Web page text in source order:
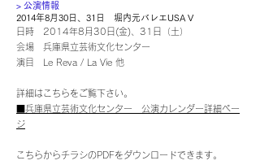
​> 公演情報
2014年8月30日、31日 堀内元バレエUSA V
日時 2014年8月30日(金)、31日（土）
会場 兵庫県立芸術文化センター
演目 Le Reva / La Vie 他
詳細はこちらをご覧下さい。
■兵庫県立芸術文化センター 公演カレンダー詳細ペー
ジ
こちらからチラシのPDFをダウンロードできます。